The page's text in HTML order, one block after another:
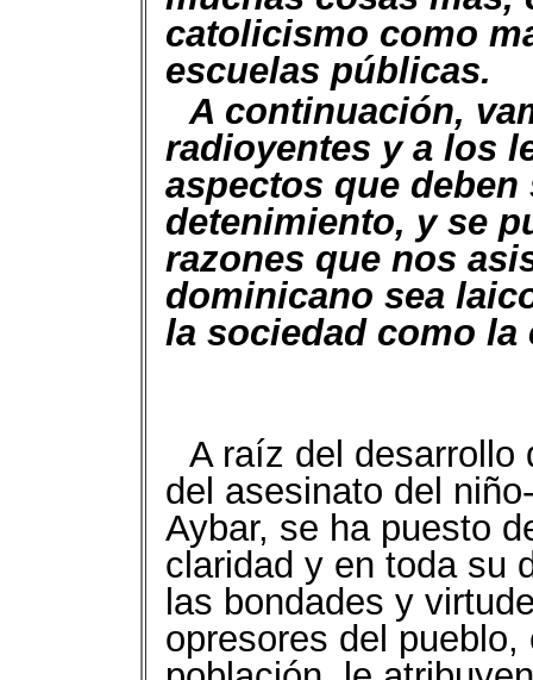
catolicismo como
escuelas públicas.
A continuación,
radioyentes y a los
aspectos que
detenimiento, y se
razones que nos
dominicano sea
la sociedad como la
A raíz del desarrollo
del asesinato del
Aybar, se ha puesto
claridad y en toda su
las bondades y
opresores del